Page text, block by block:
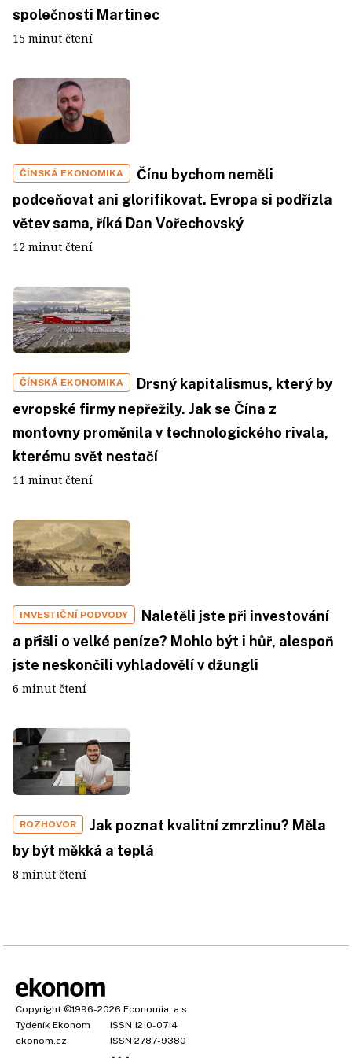
společnosti Martinec
15 minut čtení
ČÍNSKÁ EKONOMIKA
Čínu bychom neměli
podceňovat ani glorifikovat. Evropa si podřízla
větev sama, říká Dan Vořechovský
12 minut čtení
ČÍNSKÁ EKONOMIKA
Drsný kapitalismus, který by
evropské firmy nepřežily. Jak se Čína z
montovny proměnila v technologického rivala,
kterému svět nestačí
11 minut čtení
INVESTIČNÍ PODVODY
Naletěli jste při investování
a přišli o velké peníze? Mohlo být i hůř, alespoň
jste neskončili vyhladovělí v džungli
6 minut čtení
ROZHOVOR
Jak poznat kvalitní zmrzlinu? Měla
by být měkká a teplá
8 minut čtení
Copyright ©1996-2026 Economia, a.s.
Týdeník Ekonom
ISSN 1210-0714
ekonom.cz
ISSN 2787-9380